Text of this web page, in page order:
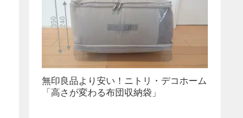
無印良品より安い！ニトリ・デコホーム
「高さが変わる布団収納袋」